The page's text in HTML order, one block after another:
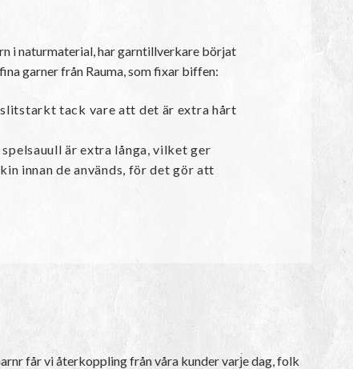
i naturmaterial, har garntillverkare börjat
garner från Rauma, som fixar biffen:
tack vare att det är extra hårt
är extra långa, vilket ger
innan de används, för det gör att
får vi återkoppling från våra kunder varje dag, folk